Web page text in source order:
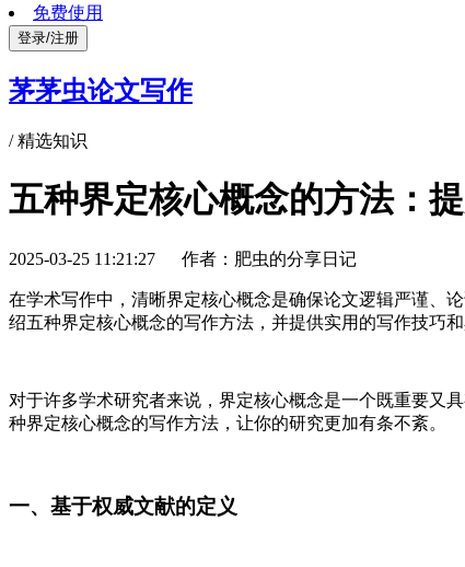
免费使用
登录/注册
茅茅虫论文写作
/精选知识
五种界定核心概念的方法：
2025-03-25 11:21:27 作者：肥虫的分享日记
在学术写作中，清晰界定核心概念是确保论文逻辑严谨、
绍五种界定核心概念的写作方法，并提供实用的写作技巧和
对于许多学术研究者来说，界定核心概念是一个既重要又
种界定核心概念的写作方法，让你的研究更加有条不紊。
一、基于权威文献的定义